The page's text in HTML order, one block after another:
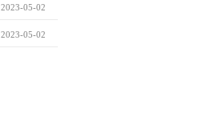
2023-05-02
2023-05-02